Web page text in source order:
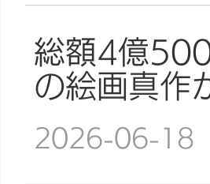
総額4億
の絵画真作
2026-06-18